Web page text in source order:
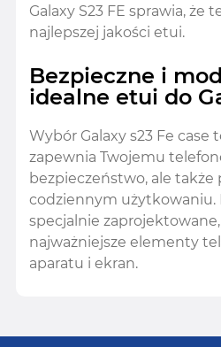
Galaxy S23 FE sprawia, że
najlepszej jakości etui.
Bezpieczne i
idealne etui do
Wybór Galaxy s23 Fe case
zapewnia Twojemu
bezpieczeństwo, ale także
codziennym użytkowaniu.
specjalnie
najważniejsze elementy
aparatu i ekran.